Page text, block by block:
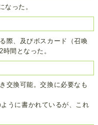
なった。
際、及びボスカード（召喚
間となった。
交換可能。交換に必要なも
うに書かれているが、これ